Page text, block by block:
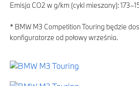
Emisja CO2 w g/km (cykl mieszany):
* BMW M3 Competition Touring będzie
konfiguratorze od połowy września.